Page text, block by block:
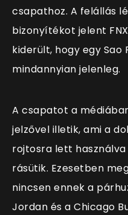
csapathoz. A felállás
bizonyítékot jelent FNX
kiderült, hogy egy
mindannyian jelenleg.
A csapatot a
jelzővel illetik, ami a
rojtosra lett
rásütik. Ezesetben
nincsen ennek a
Jordan és a Chicago